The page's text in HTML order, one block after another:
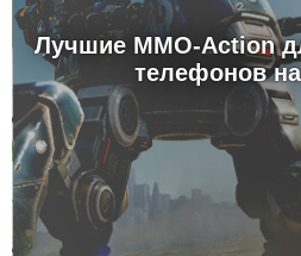
Лучшие MMO-Action
телефонов